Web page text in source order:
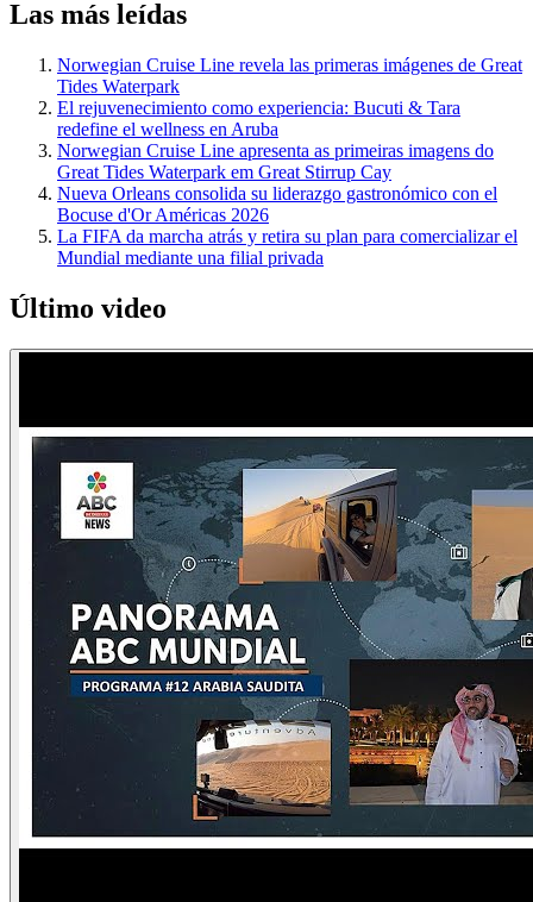
Las más leídas
Norwegian Cruise Line revela las primeras imágenes de Great
Tides Waterpark
El rejuvenecimiento como experiencia: Bucuti & Tara
redefine el wellness en Aruba
Norwegian Cruise Line apresenta as primeiras imagens do
Great Tides Waterpark em Great Stirrup Cay
Nueva Orleans consolida su liderazgo gastronómico con el
Bocuse d'Or Américas 2026
La FIFA da marcha atrás y retira su plan para comercializar el
Mundial mediante una filial privada
Último video